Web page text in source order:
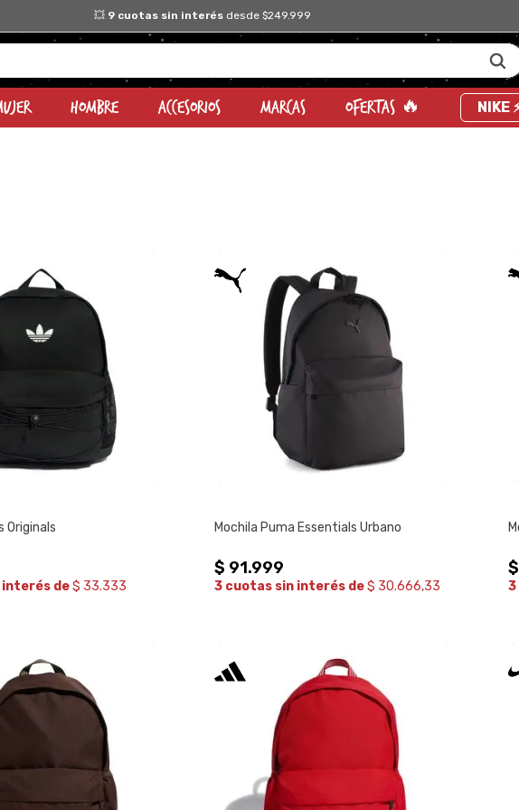
💥​ 9 cuotas sin interés desde $249.999
Hombre Accesorios Marcas OFERTAS 🔥 NIKE
Originals
interés de$ 33.333
Mochila Puma Essentials Urbano
$ 91.999
3 cuotas sin interés de $ 30.666,33
$
3